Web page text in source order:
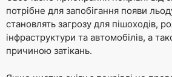
потрібне для запобігання появи
становлять загрозу для пішоходів,
інфраструктури та автомобілів, а
причиною затікань.